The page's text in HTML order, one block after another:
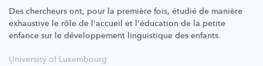
Des chercheurs ont, pour la première fois, étudié de manière
exhaustive le rôle de l'accueil et l'éducation de la petite
enfance sur le développement linguistique des enfants.
University of Luxembourg